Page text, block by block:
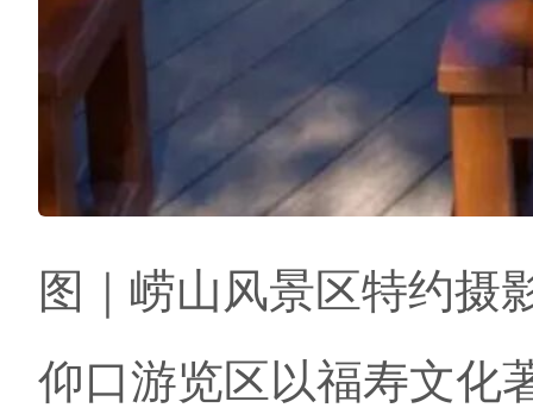
图｜崂山风景区特约摄
仰口游览区以福寿文化